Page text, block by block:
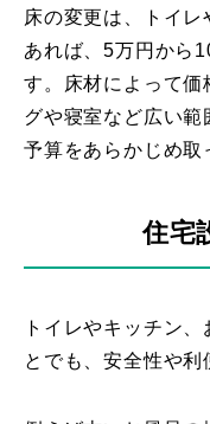
床の変更は、トイ
あれば、5万円から
す。床材によって価
グや寝室など広い範
予算をあらかじめ取
住宅
トイレやキッチン
とでも、安全性や利